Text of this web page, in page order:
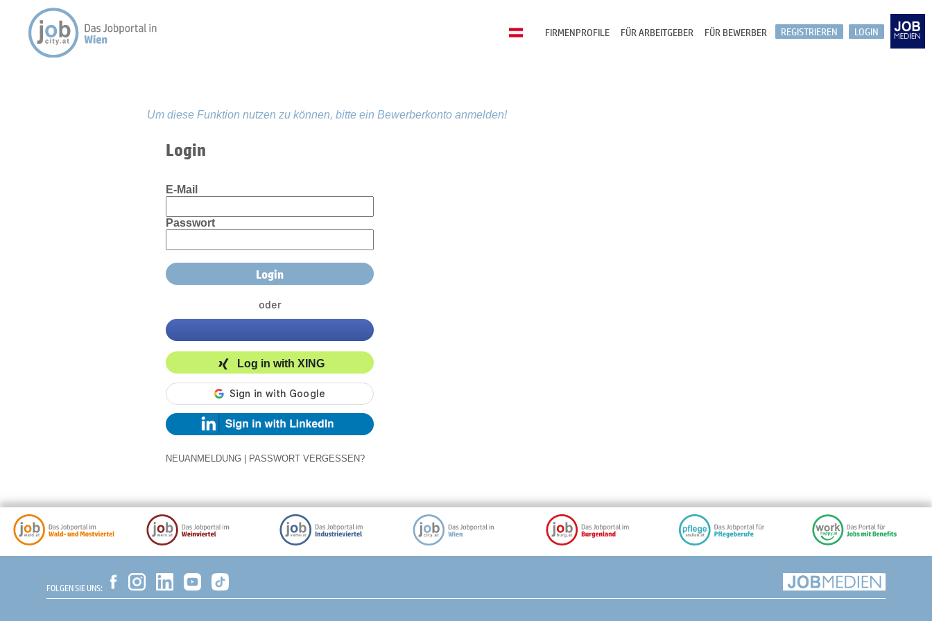
LOGIN
REGISTRIEREN
FÜR BEWERBER
FÜR ARBEITGEBER
FIRMENPROFILE
Um diese Funktion nutzen zu können, bitte ein Bewerberkonto anmelden!
Login
E-Mail
Passwort
oder
Log in with XING
NEUANMELDUNG PASSWORT VERGESSEN?
FOLGEN SIE UNS: